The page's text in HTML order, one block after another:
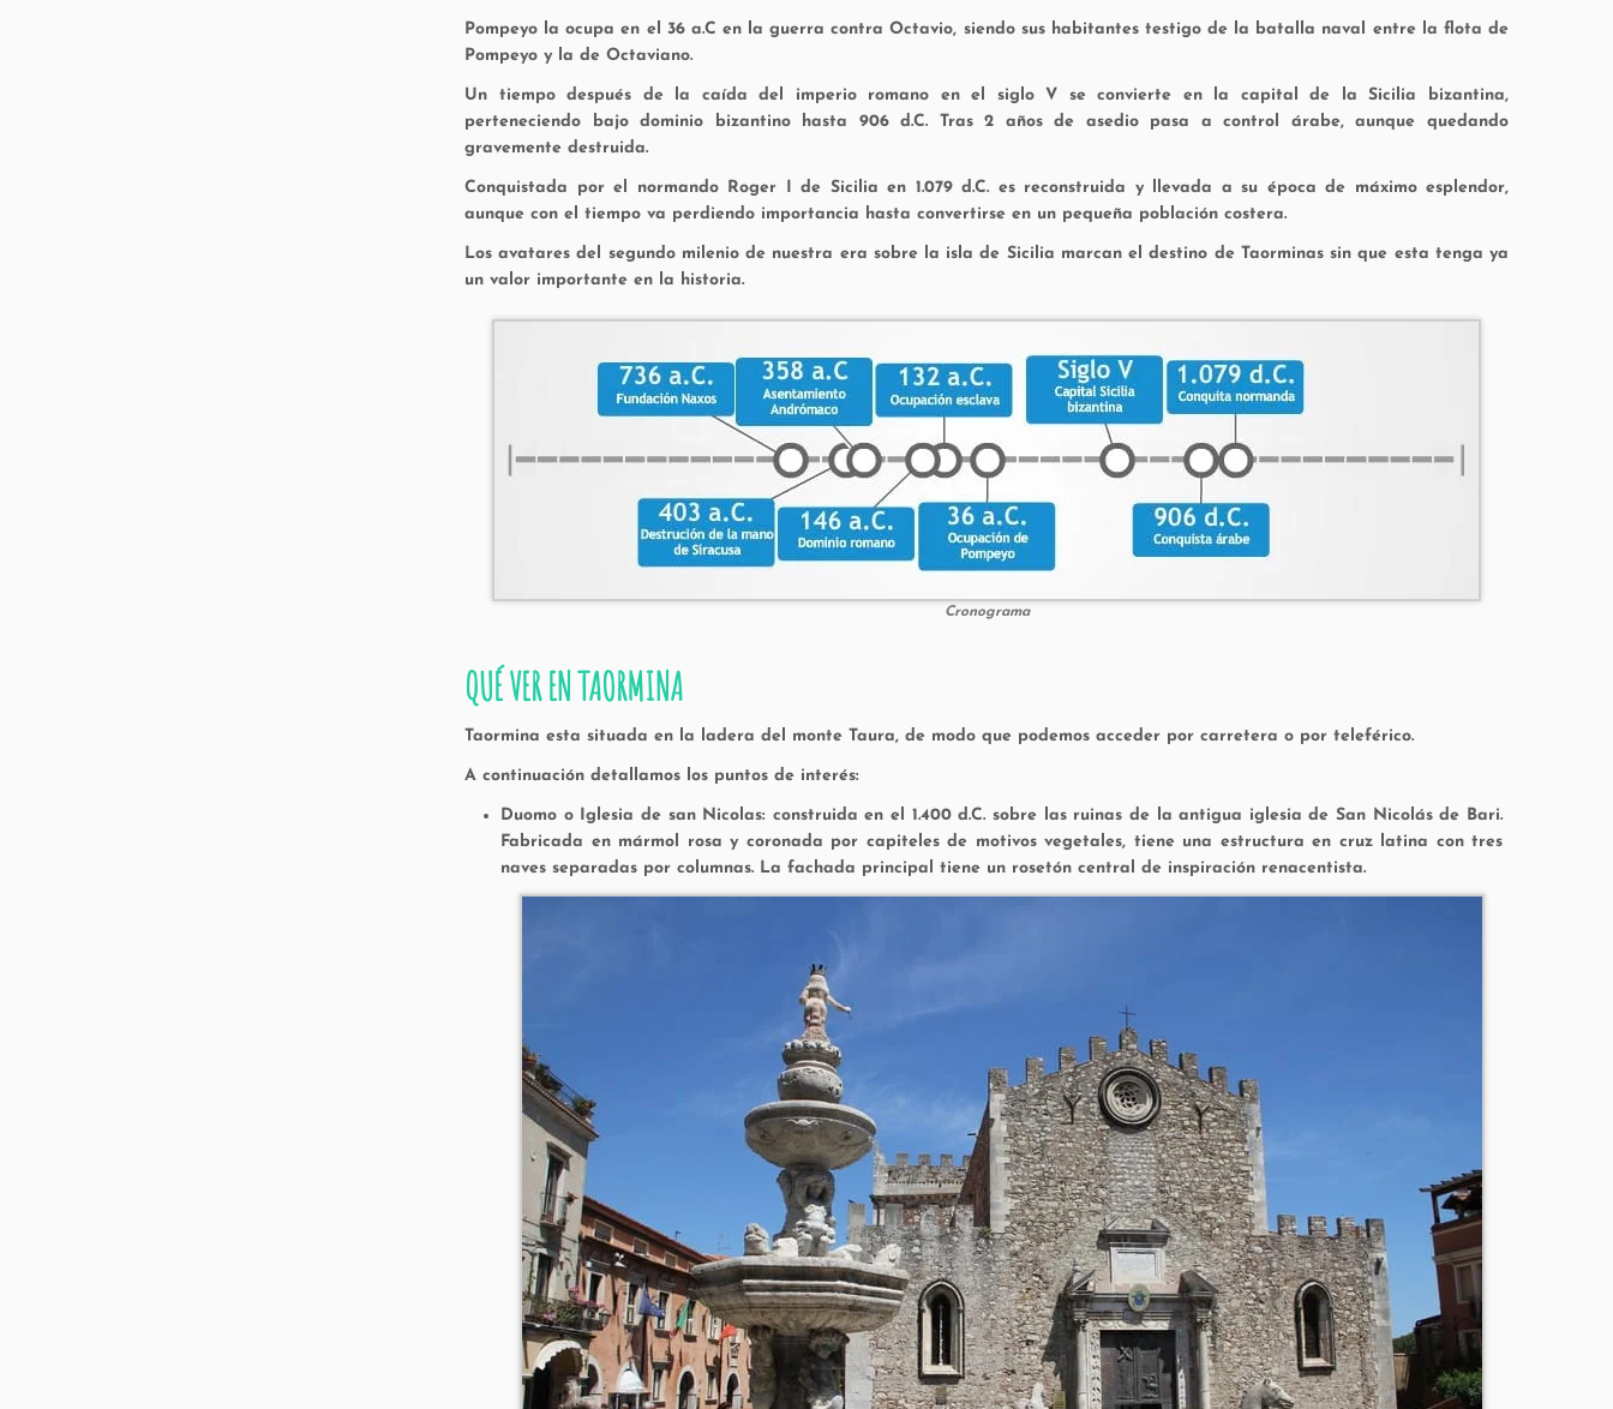
Pompeyo la ocupa en el 36 a.C en la guerra contra Octavio, siendo sus habitantes testigo de la batalla naval entre la flota de
Pompeyo y la de Octaviano.
Un tiempo después de la caída del imperio romano en el siglo V se convierte en la capital de la Sicilia bizantina,
perteneciendo bajo dominio bizantino hasta 906 d.C. Tras 2 años de asedio pasa a control árabe, aunque quedando
gravemente destruida.
Conquistada por el normando Roger I de Sicilia en 1.079 d.C. es reconstruida y llevada a su época de máximo esplendor,
aunque con el tiempo va perdiendo importancia hasta convertirse en un pequeña población costera.
Los avatares del segundo milenio de nuestra era sobre la isla de Sicilia marcan el destino de Taorminas sin que esta tenga ya
un valor importante en la historia.
Cronograma
QUÉ VER EN TAORMINA
Taormina esta situada en la ladera del monte Taura, de modo que podemos acceder por carretera o por teleférico.
A continuación detallamos los puntos de interés:
Duomo o Iglesia de san Nicolas: construida en el 1.400 d.C. sobre las ruinas de la antigua iglesia de San Nicolás de Bari.
Fabricada en mármol rosa y coronada por capiteles de motivos vegetales, tiene una estructura en cruz latina con tres
naves separadas por columnas. La fachada principal tiene un rosetón central de inspiración renacentista.